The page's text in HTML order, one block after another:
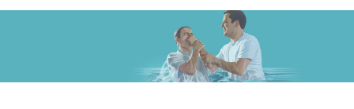
de la Biblia